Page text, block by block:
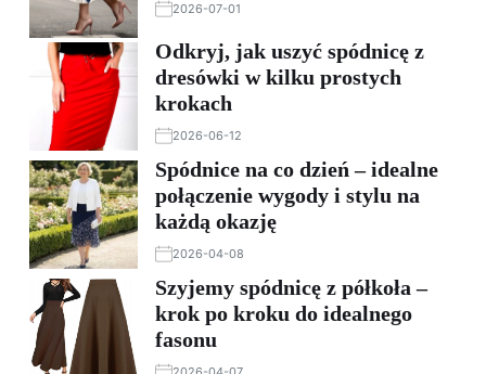
2026-07-01
Odkryj, jak uszyć spódnicę z
dresówki w kilku prostych
krokach
2026-06-12
Spódnice na co dzień – idealne
połączenie wygody i stylu na
każdą okazję
2026-04-08
Szyjemy spódnicę z półkoła –
krok po kroku do idealnego
fasonu